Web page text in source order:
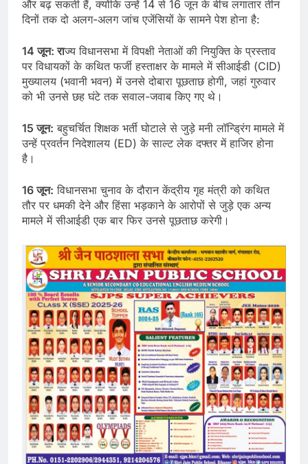
और बढ़ सकती हैं, क्योंकि उन्हें 14 से 16 जून के बीच लगातार तीन
दिनों तक दो अलग-अलग जांच एजेंसियों के सामने पेश होना है:
14 जून: राज्य विधानसभा में विपक्षी नेताओं की नियुक्ति के प्रस्ताव
पर विधायकों के कथित फर्जी हस्ताक्षर के मामले में सीआईडी (CID)
मुख्यालय (भवानी भवन) में उनसे दोबारा पूछताछ होगी, जहां गुरुवार
को भी उनसे छह घंटे तक सवाल-जवाब किए गए थे।
15 जून: बहुचर्चित शिक्षक भर्ती घोटाले से जुड़े मनी लॉन्ड्रिंग मामले में
उन्हें प्रवर्तन निदेशालय (ED) के साल्ट लेक दफ्तर में हाजिर होना
है।
16 जून: विधानसभा चुनाव के दौरान केंद्रीय गृह मंत्री को कथित
तौर पर धमकी देने और हिंसा भड़काने के आरोपों से जुड़े एक अन्य
मामले में सीआईडी एक बार फिर उनसे पूछताछ करेगी।